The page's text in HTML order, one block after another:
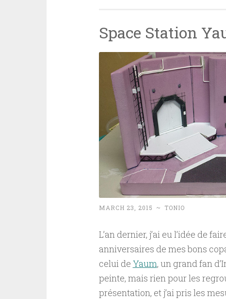
Space Station
MARCH 23, 2015 ~ TONIO
L’an dernier, j’ai eu l’idée de
anniversaires de mes bons
celui de Yaum, un grand fan
peinte, mais rien pour les
présentation, et j’ai pris les